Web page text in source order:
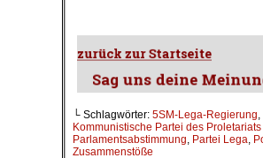
└ Schlagwörter: 5SM-Lega-Regierung,
Kommunistische Partei des
Parlamentsabstimmung, Partei Lega,
Zusammenstöße